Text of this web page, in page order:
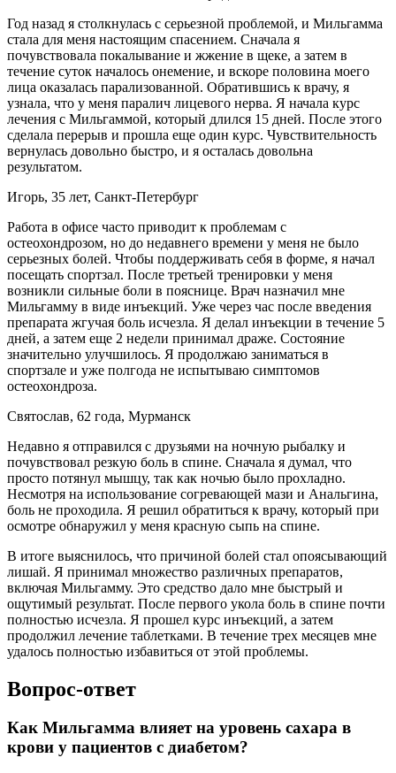
Год назад я столкнулась с серьезной проблемой, и Мильгамма
стала для меня настоящим спасением. Сначала я
почувствовала покалывание и жжение в щеке, а затем в
течение суток началось онемение, и вскоре половина моего
лица оказалась парализованной. Обратившись к врачу, я
узнала, что у меня паралич лицевого нерва. Я начала курс
лечения с Мильгаммой, который длился 15 дней. После этого
сделала перерыв и прошла еще один курс. Чувствительность
вернулась довольно быстро, и я осталась довольна
результатом.
Игорь, 35 лет, Санкт-Петербург
Работа в офисе часто приводит к проблемам с
остеохондрозом, но до недавнего времени у меня не было
серьезных болей. Чтобы поддерживать себя в форме, я начал
посещать спортзал. После третьей тренировки у меня
возникли сильные боли в пояснице. Врач назначил мне
Мильгамму в виде инъекций. Уже через час после введения
препарата жгучая боль исчезла. Я делал инъекции в течение 5
дней, а затем еще 2 недели принимал драже. Состояние
значительно улучшилось. Я продолжаю заниматься в
спортзале и уже полгода не испытываю симптомов
остеохондроза.
Святослав, 62 года, Мурманск
Недавно я отправился с друзьями на ночную рыбалку и
почувствовал резкую боль в спине. Сначала я думал, что
просто потянул мышцу, так как ночью было прохладно.
Несмотря на использование согревающей мази и Анальгина,
боль не проходила. Я решил обратиться к врачу, который при
осмотре обнаружил у меня красную сыпь на спине.
В итоге выяснилось, что причиной болей стал опоясывающий
лишай. Я принимал множество различных препаратов,
включая Мильгамму. Это средство дало мне быстрый и
ощутимый результат. После первого укола боль в спине почти
полностью исчезла. Я прошел курс инъекций, а затем
продолжил лечение таблетками. В течение трех месяцев мне
удалось полностью избавиться от этой проблемы.
Вопрос-ответ
Как Мильгамма влияет на уровень сахара в
крови у пациентов с диабетом?